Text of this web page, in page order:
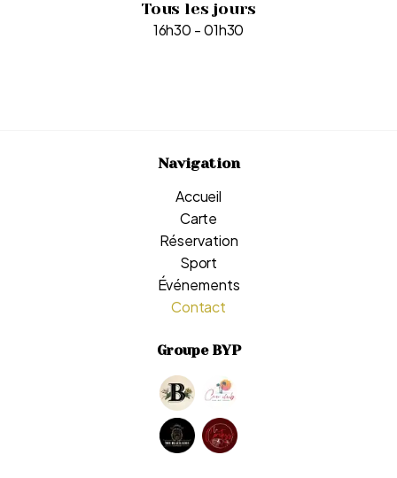
Tous les jours
16h30 - 01h30
Navigation
Accueil
Carte
Réservation
Sport
Événements
Contact
Groupe BYP